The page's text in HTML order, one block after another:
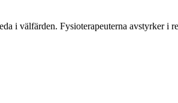
i välfärden. Fysioterapeuterna avstyrker i